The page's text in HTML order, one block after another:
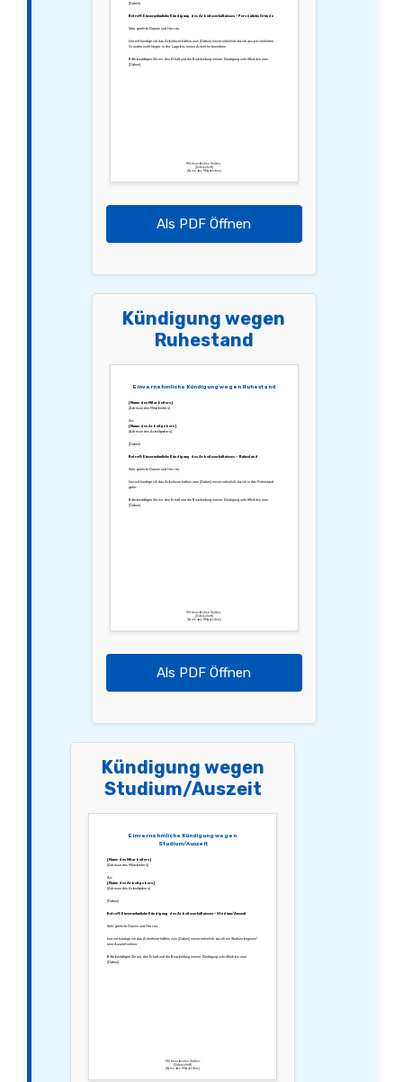
[Datum]
Betreff: Einvernehmliche Kündigung des Arbeitsverhältnisses – Persönliche Gründe
Sehr geehrte Damen und Herren,
hiermit kündige ich das Arbeitsverhältnis zum [Datum] einvernehmlich, da ich aus persönlichen
Gründen nicht länger in der Lage bin, meine Arbeit fortzusetzen.
Bitte bestätigen Sie mir den Erhalt und die Bearbeitung meiner Kündigung schriftlich bis zum
[Datum].
Mit freundlichen Grüßen,
[Unterschrift]
[Name des Mitarbeiters]
Als PDF Öffnen
Kündigung wegen
Ruhestand
Einvernehmliche Kündigung wegen Ruhestand
[Name des Mitarbeiters]
[Adresse des Mitarbeiters]
An:
[Name des Arbeitgebers]
[Adresse des Arbeitgebers]
[Datum]
Betreff: Einvernehmliche Kündigung des Arbeitsverhältnisses – Ruhestand
Sehr geehrte Damen und Herren,
hiermit kündige ich das Arbeitsverhältnis zum [Datum] einvernehmlich, da ich in den Ruhestand
gehe.
Bitte bestätigen Sie mir den Erhalt und die Bearbeitung meiner Kündigung schriftlich bis zum
[Datum].
Mit freundlichen Grüßen,
[Unterschrift]
[Name des Mitarbeiters]
Als PDF Öffnen
Kündigung wegen
Studium/Auszeit
Einvernehmliche Kündigung wegen
Studium/Auszeit
[Name des Mitarbeiters]
[Adresse des Mitarbeiters]
An:
[Name des Arbeitgebers]
[Adresse des Arbeitgebers]
[Datum]
Betreff: Einvernehmliche Kündigung des Arbeitsverhältnisses – Studium/Auszeit
Sehr geehrte Damen und Herren,
hiermit kündige ich das Arbeitsverhältnis zum [Datum] einvernehmlich, da ich ein Studium beginne/
eine Auszeit nehme.
Bitte bestätigen Sie mir den Erhalt und die Bearbeitung meiner Kündigung schriftlich bis zum
[Datum].
Mit freundlichen Grüßen,
[Unterschrift]
[Name des Mitarbeiters]